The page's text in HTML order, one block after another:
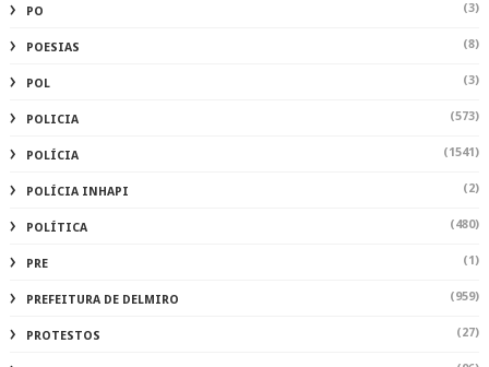
PO (3)
POESIAS (8)
POL (3)
POLICIA (573)
POLÍCIA (1541)
POLÍCIA INHAPI (2)
POLÍTICA (480)
PRE (1)
PREFEITURA DE DELMIRO (959)
PROTESTOS (27)